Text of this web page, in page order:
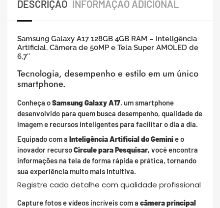
DESCRIÇÃO INFORMAÇÃO ADICIONAL
Samsung Galaxy A17 128GB 4GB RAM – Inteligência
Artificial, Câmera de 50MP e Tela Super AMOLED de
6,7″
Tecnologia, desempenho e estilo em um único
smartphone.
Conheça oSamsung Galaxy A17, um smartphone
desenvolvido para quem busca desempenho, qualidade de
imagem e recursos inteligentes para facilitar o dia a dia.
Equipado com a Inteligência Artificial do Geminie o
inovador recursoCircule para Pesquisar, você encontra
informações na tela de forma rápida e prática, tornando
sua experiência muito mais intuitiva.
Registre cada detalhe com qualidade profissional
Capture fotos e vídeos incríveis com a câmera principal